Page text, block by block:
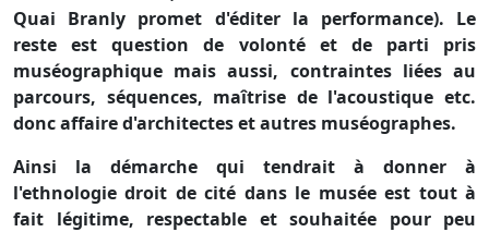
Quai Branly promet d'éditer la performance). Le
reste est question de volonté et de parti pris
muséographique mais aussi, contraintes liées au
parcours, séquences, maîtrise de l'acoustique etc.
donc affaire d'architectes et autres muséographes.
Ainsi la démarche qui tendrait à donner à
l'ethnologie droit de cité dans le musée est tout à
fait légitime, respectable et souhaitée pour peu